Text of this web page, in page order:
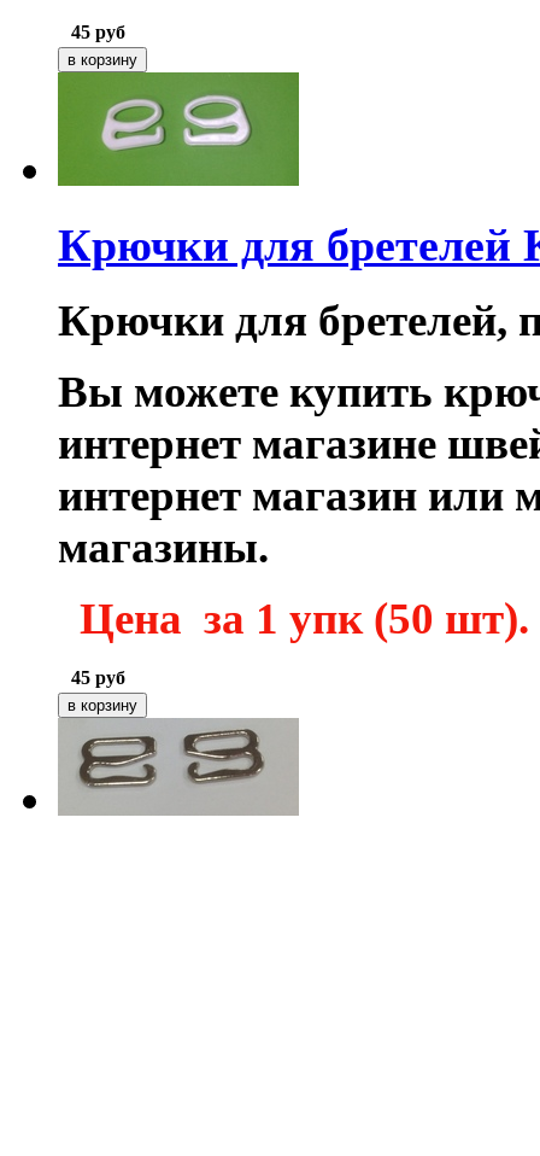
45 руб
Крючки для бретелей
Крючки для бретелей,
Вы можете купить
интернет магазине
интернет магазин или
магазины.
Цена за 1 упк (50 шт).
45 руб